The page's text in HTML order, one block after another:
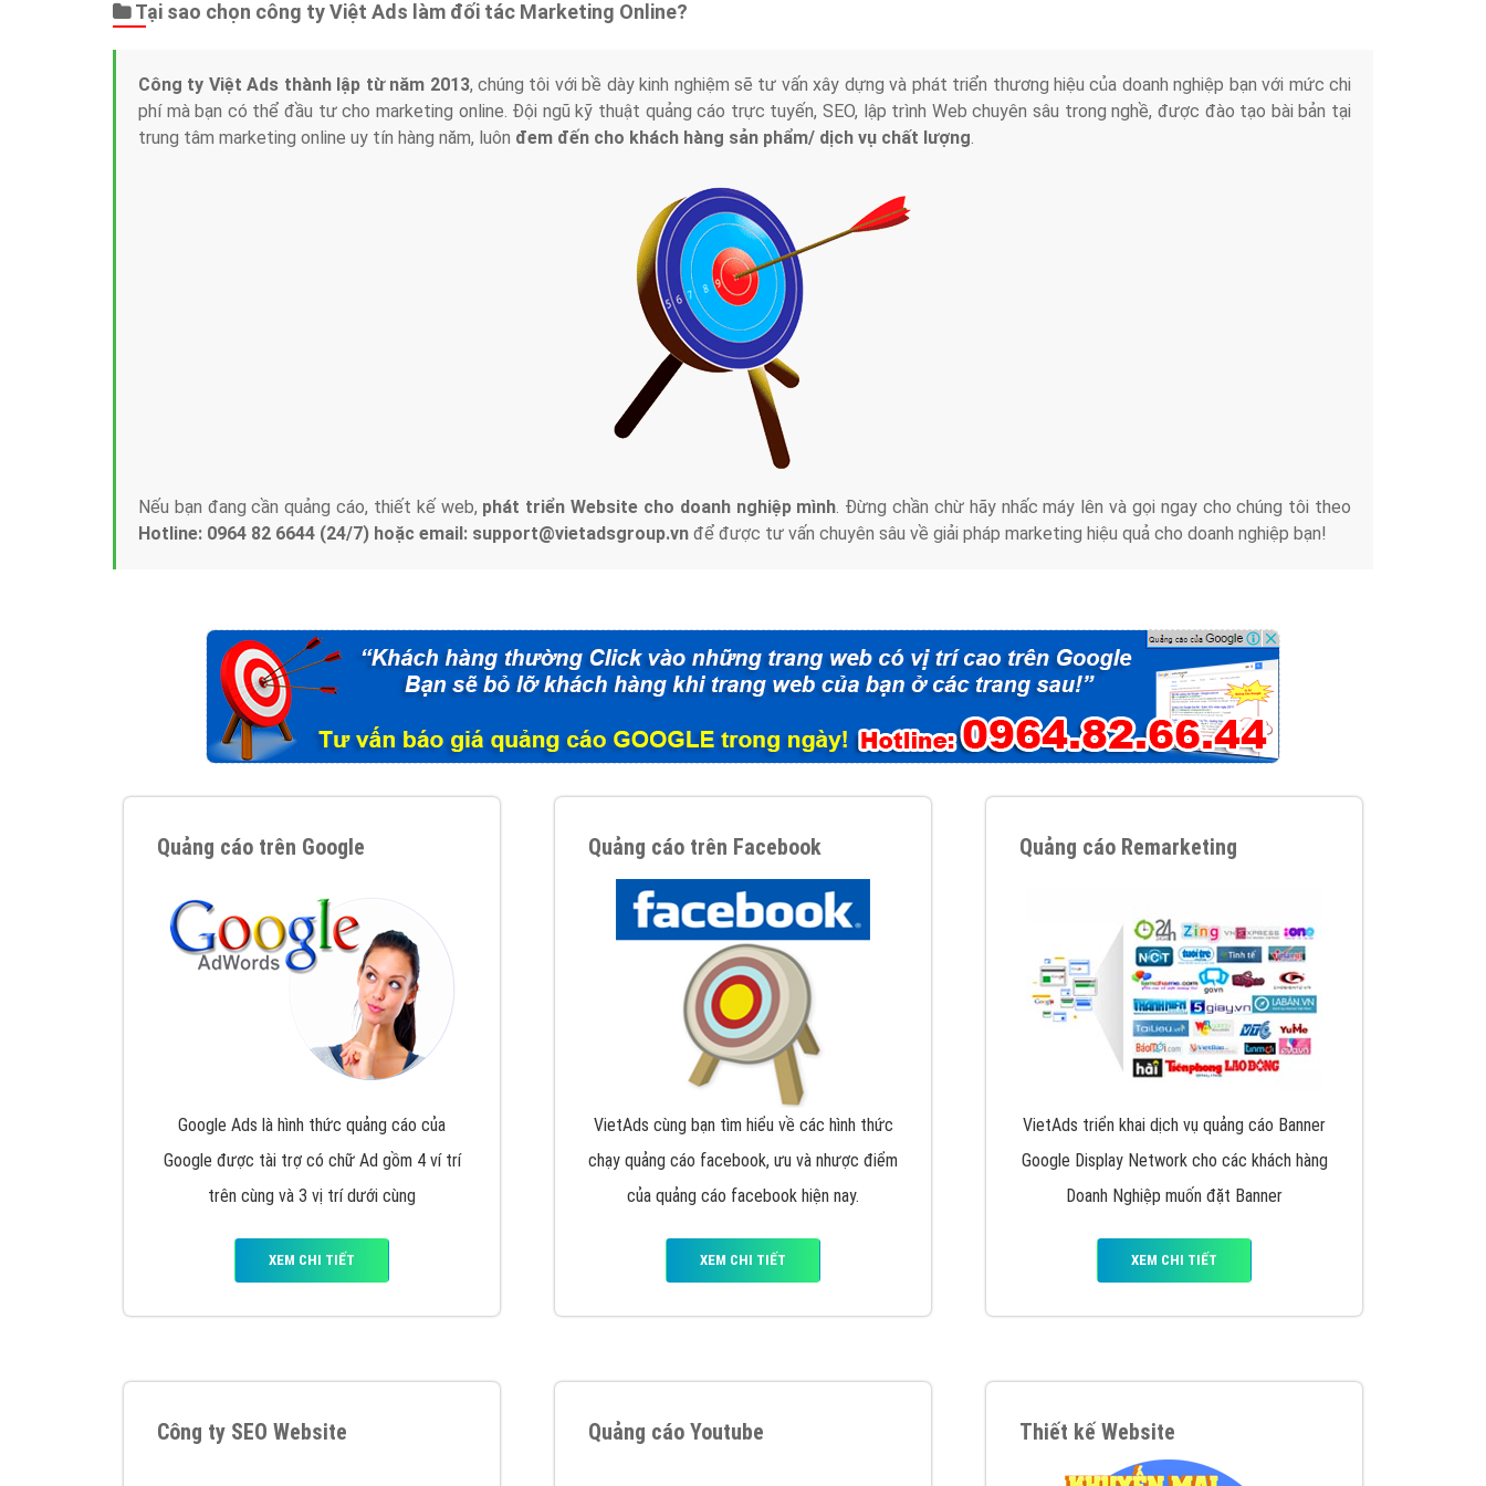
Tại sao chọn công ty Việt Ads làm đối tác Marketing Online?
Công ty Việt Ads thành lập từ năm 2013, chúng tôi với bề dày kinh nghiệm sẽ tư vấn xây dựng và phát triển thương hiệu của doanh nghiệp bạn với mức chi
phí mà bạn có thể đầu tư cho marketing online. Đội ngũ kỹ thuật quảng cáo trực tuyến, SEO, lập trình Web chuyên sâu trong nghề, được đào tạo bài bản tại
trung tâm marketing online uy tín hàng năm, luôn đem đến cho khách hàng sản phẩm/ dịch vụ chất lượng
Nếu bạn đang cần quảng cáo, thiết kế web, phát triển Website cho doanh nghiệp mình . Đừng chần chừ hãy nhấc máy lên và gọi ngay cho chúng tôi theo
Hotline: 0964 82 6644 (24/7) hoặc email: support@vietadsgroup.vn để được tư vấn chuyên sâu về giải pháp marketing hiệu quả cho doanh nghiệp bạn!
Quảng cáo trên Google
Google Ads là hình thức quảng cáo của
Google được tài trợ có chữ Ad gồm 4 ví trí
trên cùng và 3 vị trí dưới cùng
XEM CHI TIẾT
Quảng cáo trên Facebook
VietAds cùng bạn tìm hiểu về các hình thức
chạy quảng cáo facebook, ưu và nhược điểm
của quảng cáo facebook hiện nay.
XEM CHI TIẾT
Quảng cáo Remarketing
VietAds triển khai dịch vụ quảng cáo Banner
Google Display Network cho các khách hàng
Doanh Nghiệp muốn đặt Banner
XEM CHI TIẾT
Công ty SEO Website Quảng cáo Youtube Thiết kế Website